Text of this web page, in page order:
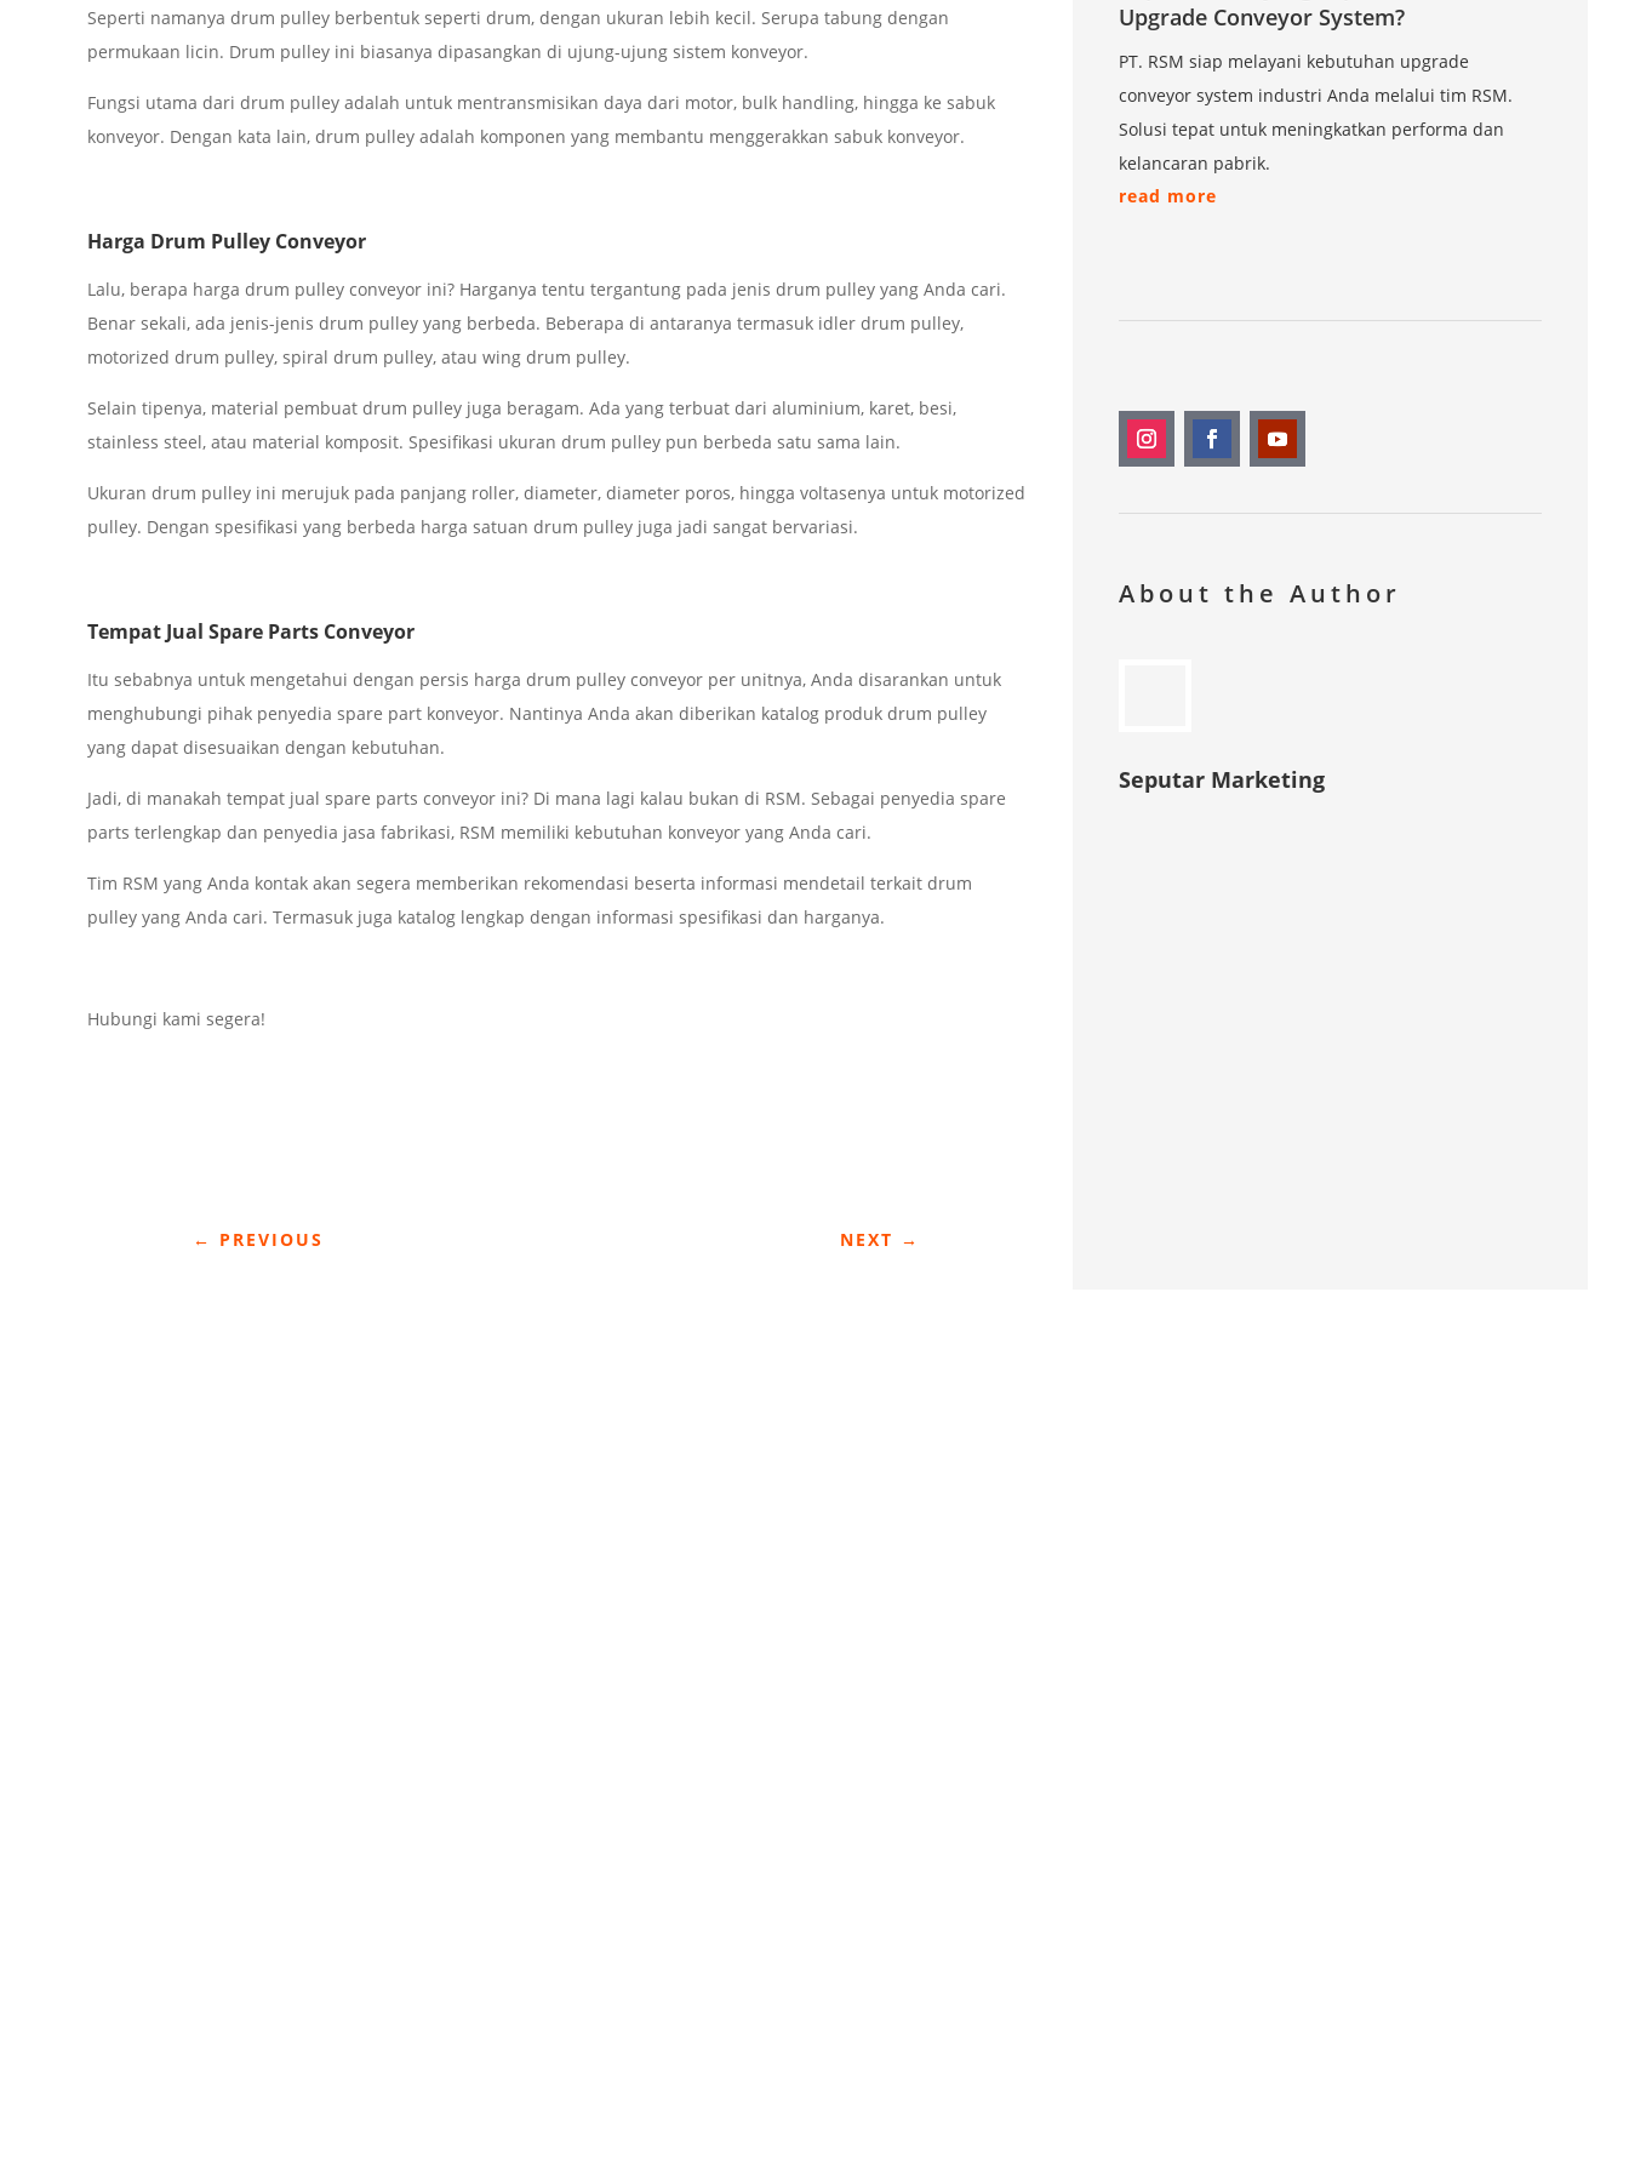
Seperti namanya drum pulley berbentuk seperti drum, dengan ukuran lebih kecil. Serupa tabung dengan
permukaan licin. Drum pulley ini biasanya dipasangkan di ujung-ujung sistem konveyor.
Fungsi utama dari drum pulley adalah untuk mentransmisikan daya dari motor, bulk handling, hingga ke sabuk
konveyor. Dengan kata lain, drum pulley adalah komponen yang membantu menggerakkan sabuk konveyor.
Harga Drum Pulley Conveyor
Lalu, berapa harga drum pulley conveyor ini? Harganya tentu tergantung pada jenis drum pulley yang Anda cari.
Benar sekali, ada jenis-jenis drum pulley yang berbeda. Beberapa di antaranya termasuk idler drum pulley,
motorized drum pulley, spiral drum pulley, atau wing drum pulley.
Selain tipenya, material pembuat drum pulley juga beragam. Ada yang terbuat dari aluminium, karet, besi,
stainless steel, atau material komposit. Spesifikasi ukuran drum pulley pun berbeda satu sama lain.
Ukuran drum pulley ini merujuk pada panjang roller, diameter, diameter poros, hingga voltasenya untuk motorized
pulley. Dengan spesifikasi yang berbeda harga satuan drum pulley juga jadi sangat bervariasi.
Tempat Jual Spare Parts Conveyor
Itu sebabnya untuk mengetahui dengan persis harga drum pulley conveyor per unitnya, Anda disarankan untuk
menghubungi pihak penyedia spare part konveyor. Nantinya Anda akan diberikan katalog produk drum pulley
yang dapat disesuaikan dengan kebutuhan.
Jadi, di manakah tempat jual spare parts conveyor ini? Di mana lagi kalau bukan di RSM. Sebagai penyedia spare
parts terlengkap dan penyedia jasa fabrikasi, RSM memiliki kebutuhan konveyor yang Anda cari.
Tim RSM yang Anda kontak akan segera memberikan rekomendasi beserta informasi mendetail terkait drum
pulley yang Anda cari. Termasuk juga katalog lengkap dengan informasi spesifikasi dan harganya.
Hubungi kami segera!
← PREVIOUS NEXT →
Upgrade Conveyor System?
PT. RSM siap melayani kebutuhan upgrade
conveyor system industri Anda melalui tim RSM.
Solusi tepat untuk meningkatkan performa dan
kelancaran pabrik.
read more
About the Author
Seputar Marketing